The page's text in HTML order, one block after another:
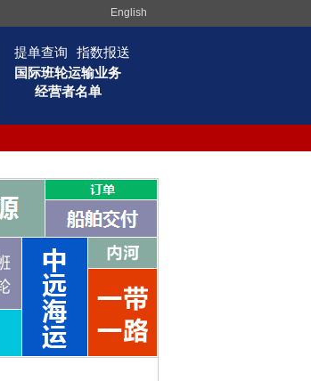
English
提单查询
指数报送
国际班轮运输业务
经营者名单